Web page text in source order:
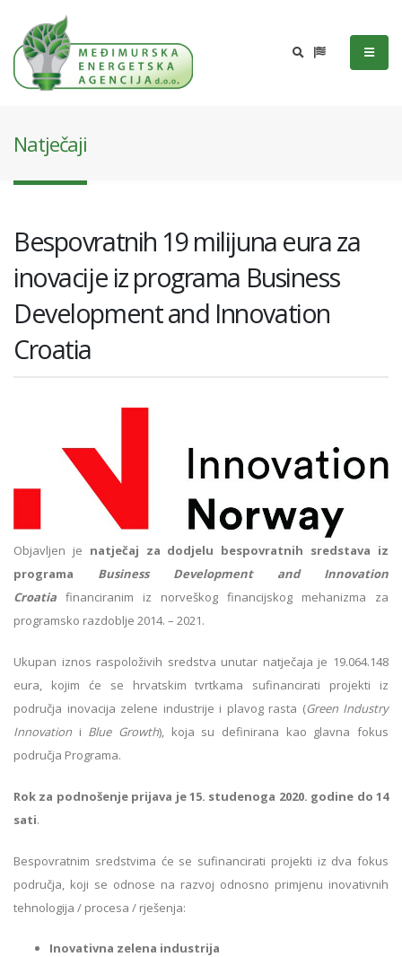
Natječaji
Bespovratnih 19 milijuna eura za
inovacije iz programa Business
Development and Innovation
Croatia
Objavljen je natječaj za dodjelu bespovratnih sredstava iz
programa Business Development and Innovation
Croatia financiranim iz norveškog financijskog mehanizma za
programsko razdoblje 2014. – 2021.
Ukupan iznos raspoloživih sredstva unutar natječaja je 19.064.148
eura, kojim će se hrvatskim tvrtkama sufinancirati projekti iz
područja inovacija zelene industrije i plavog rasta (Green Industry
Innovation i Blue Growth), koja su definirana kao glavna fokus
područja Programa.
Rok za podnošenje prijava je 15. studenoga 2020. godine do 14
sati.
Bespovratnim sredstvima će se sufinancirati projekti iz dva fokus
područja, koji se odnose na razvoj odnosno primjenu inovativnih
tehnologija / procesa / rješenja:
Inovativna zelena industrija